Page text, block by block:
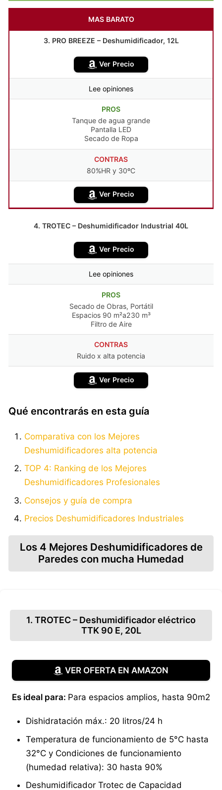
MAS BARATO
3. PRO BREEZE – Deshumidificador, 12L
Ver Precio
Lee opiniones
PROS
Tanque de agua grande
Pantalla LED
Secado de Ropa
CONTRAS
80%HR y 30ºC
Ver Precio
4. TROTEC – Deshumidificador Industrial 40L
Ver Precio
Lee opiniones
PROS
Secado de Obras, Portátil
Espacios 90 m²a230 m³
Filtro de Aire
CONTRAS
Ruido x alta potencia
Ver Precio
Qué encontrarás en esta guía
Comparativa con los Mejores
Deshumidificadores alta potencia
TOP 4: Ranking de los Mejores
Deshumidificadores Profesionales
Consejos y guía de compra
Precios Deshumidificadores Industriales
Los 4 Mejores Deshumidificadores de
Paredes con mucha Humedad
1. TROTEC – Deshumidificador eléctrico
TTK 90 E, 20L
VER OFERTA EN AMAZON
Es ideal para: Para espacios amplios, hasta 90m2
Dishidratación máx.: 20 litros/24 h
Temperatura de funcionamiento de 5°C hasta
32°C y Condiciones de funcionamiento
(humedad relativa): 30 hasta 90%
Deshumidificador Trotec de Capacidad